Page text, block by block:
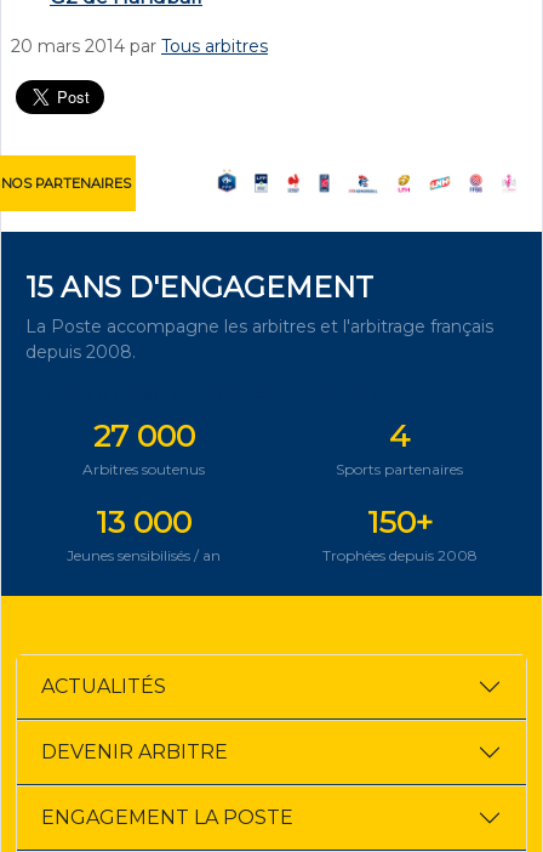
20 mars 2014 par Tous arbitres
NOS PARTENAIRES
15 ANS D'ENGAGEMENT
La Poste accompagne les arbitres et l'arbitrage français
depuis 2008.
27 000
Arbitres soutenus
4
Sports partenaires
13 000
Jeunes sensibilisés / an
150+
Trophées depuis 2008
ACTUALITÉS
DEVENIR ARBITRE
ENGAGEMENT LA POSTE